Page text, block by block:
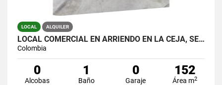
LOCAL ALQUILER
LOCAL COMERCIAL EN ARRIENDO EN LA CEJA, SECTOR FÁTIMA.
Colombia
0
Alcobas
1
Baño
0
Garaje
152
Área m2